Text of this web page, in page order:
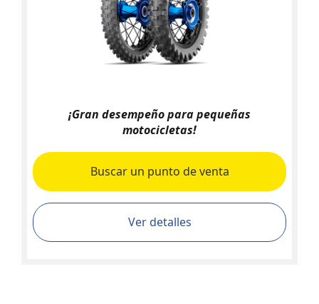
¡Gran desempeño para pequeñas
motocicletas!
Buscar un punto de venta
Ver detalles